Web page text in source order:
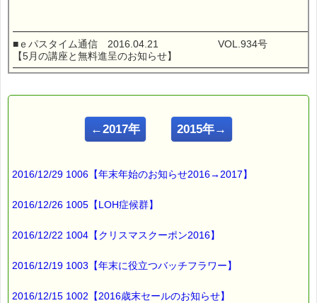
■ｅパスタイム通信 2016.04.21 VOL.934号
【5月の講座と無料進呈のお知らせ】
仙台でバッチ国際教育プログラム
レベル１ ＰＴＴコースが開催されます。
体系的に学ぶ世界共通の教育コースです。
（レベル１からレベル３まであります）
←2017年 2015年→
2016/12/29 1006【年末年始のお知らせ2016→2017】
2016/12/26 1005【LOH症候群】
2016/12/22 1004【クリスマスクーポン2016】
2016/12/19 1003【年末に役立つバッチフラワー】
2016/12/15 1002【2016歳末セールのお知らせ】